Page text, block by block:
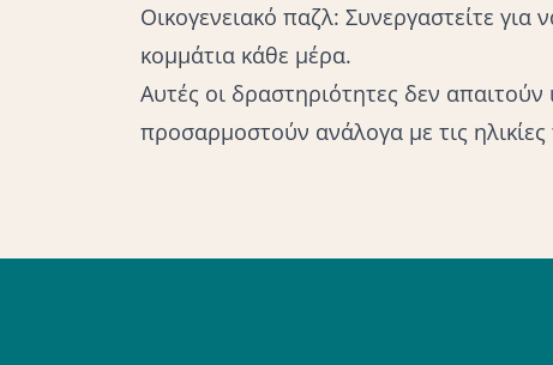
Οικογενειακό παζλ: Συνεργαστείτε
κομμάτια κάθε μέρα.
Αυτές οι δραστηριότητες δεν
προσαρμοστούν ανάλογα με τις